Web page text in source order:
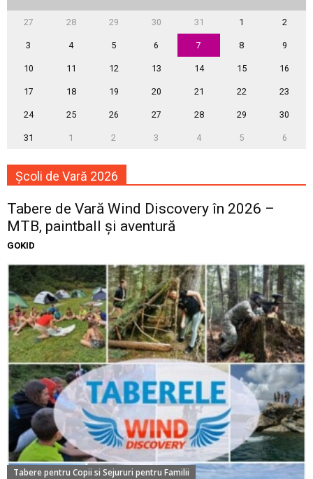
27 28 29 30 31 1 2
3 4 5 6 7 8 9
10 11 12 13 14 15 16
17 18 19 20 21 22 23
24 25 26 27 28 29 30
31 1 2 3 4 5 6
Școli de Vară 2026
Tabere de Vară Wind Discovery în 2026 –
MTB, paintball și aventură
GOKID
Tabere pentru Copii si Sejururi pentru Familii